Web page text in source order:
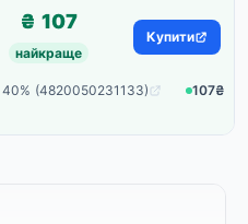
₴ 107
найкраще
Купити
(4820050231133)
107₴